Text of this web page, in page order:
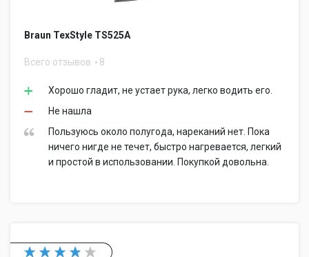
Braun TexStyle TS525A
Всего отзывов 8
Хорошо гладит, не устает рука, легко водить его.
Не нашла
Пользуюсь около полугода, нареканий нет. Пока
ничего нигде не течет, быстро нагревается, легкий
и простой в использовании. Покупкой довольна.